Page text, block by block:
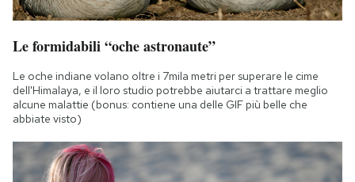
Le formidabili “oche astronaute”
Le oche indiane volano oltre i 7mila metri per superare le cime
dell'Himalaya, e il loro studio potrebbe aiutarci a trattare meglio
alcune malattie (bonus: contiene una delle GIF più belle che
abbiate visto)